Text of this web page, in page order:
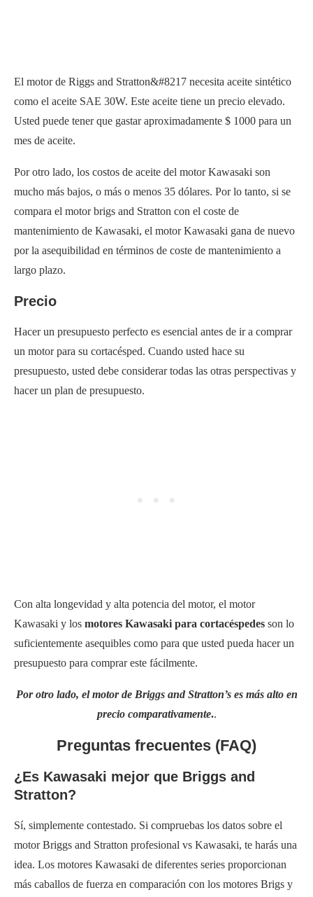
El motor de Riggs and Stratton&#8217 necesita aceite sintético
como el aceite SAE 30W. Este aceite tiene un precio elevado.
Usted puede tener que gastar aproximadamente $ 1000 para un
mes de aceite.
Por otro lado, los costos de aceite del motor Kawasaki son
mucho más bajos, o más o menos 35 dólares. Por lo tanto, si se
compara el motor brigs and Stratton con el coste de
mantenimiento de Kawasaki, el motor Kawasaki gana de nuevo
por la asequibilidad en términos de coste de mantenimiento a
largo plazo.
Precio
Hacer un presupuesto perfecto es esencial antes de ir a comprar
un motor para su cortacésped. Cuando usted hace su
presupuesto, usted debe considerar todas las otras perspectivas y
hacer un plan de presupuesto.
Con alta longevidad y alta potencia del motor, el motor
Kawasaki y los motores Kawasaki para cortacéspedes son lo
suficientemente asequibles como para que usted pueda hacer un
presupuesto para comprar este fácilmente.
Por otro lado, el motor de Briggs and Stratton’s es más alto en
precio comparativamente..
Preguntas frecuentes (FAQ)
¿Es Kawasaki mejor que Briggs and
Stratton?
Sí, simplemente contestado. Si compruebas los datos sobre el
motor Briggs and Stratton profesional vs Kawasaki, te harás una
idea. Los motores Kawasaki de diferentes series proporcionan
más caballos de fuerza en comparación con los motores Brigs y